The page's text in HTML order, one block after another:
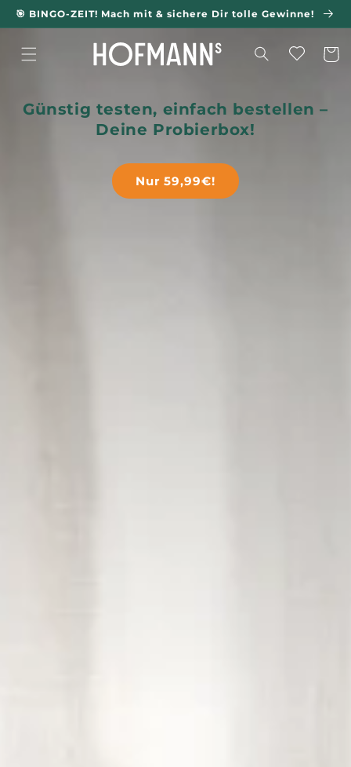
zum
Inhalt
🎯 BINGO-ZEIT! Mach mit & sichere Dir tolle Gewinne!
Warenkorb
Warenkorb
Günstig testen, einfach bestellen –
Deine Probierbox!
Nur 59,99€!